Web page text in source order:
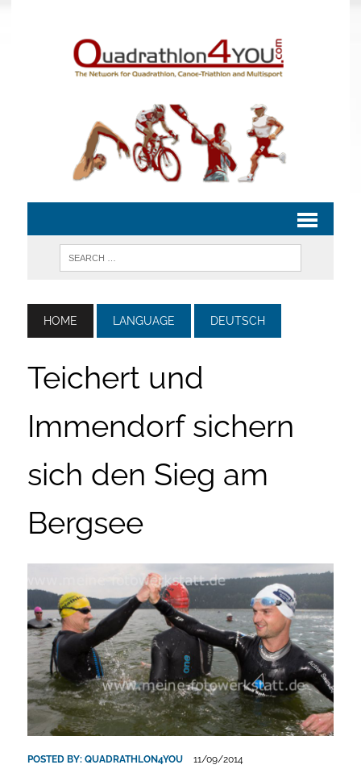
HOME LANGUAGE DEUTSCH
Teichert und
Immendorf sichern
sich den Sieg am
Bergsee
POSTED BY: QUADRATHLON4YOU 11/09/2014